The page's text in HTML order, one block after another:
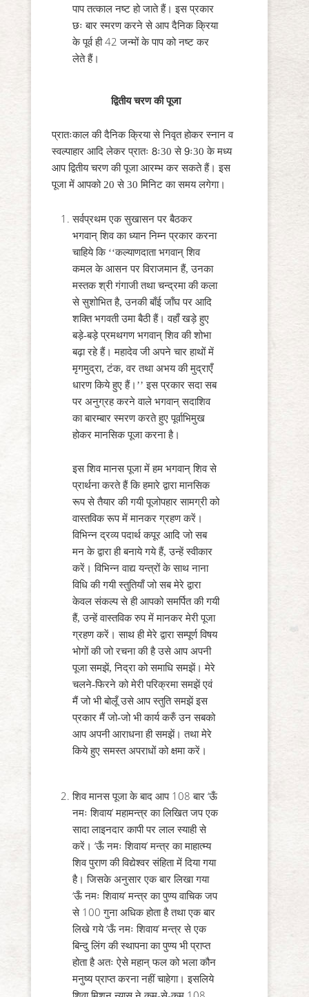
पाप तत्काल नष्ट हो जाते हैं। इस प्रकार
छः बार स्मरण करने से आप दैनिक क्रिया
के पूर्व ही 42 जन्मों के पाप को नष्ट कर
लेते हैं।
द्वितीय चरण की पूजा
प्रातःकाल की दैनिक क्रिया से निवृत होकर स्नान व
स्वल्पाहार आदि लेकर प्रातः 8ः30 से 9ः30 के मध्य
आप द्वितीय चरण की पूजा आरम्भ कर सकते हैं। इस
पूजा में आपको 20 से 30 मिनिट का समय लगेगा।
सर्वप्रथम एक सुखासन पर बैठकर
भगवान् शिव का ध्यान निम्न प्रकार करना
चाहिये कि ‘‘कल्याणदाता भगवान् शिव
कमल के आसन पर विराजमान हैं, उनका
मस्तक श्री गंगाजी तथा चन्द्रमा की कला
से सुशोभित है, उनकी बाँई जाँघ पर आदि
शक्ति भगवती उमा बैठी हैं। वहाँ खड़े हुए
बड़े-बड़े प्रमथगण भगवान् शिव की शोभा
बढ़ा रहे हैं। महादेव जी अपने चार हाथों में
मृगमुद्रा, टंक, वर तथा अभय की मुद्राएँ
धारण किये हुए हैं।’’ इस प्रकार सदा सब
पर अनुग्रह करने वाले भगवान् सदाशिव
का बारम्बार स्मरण करते हुए पूर्वाभिमुख
होकर मानसिक पूजा करना है।
इस शिव मानस पूजा में हम भगवान् शिव से
प्रार्थना करते हैं कि हमारे द्वारा मानसिक
रूप से तैयार की गयी पूजोपहार सामग्री को
वास्तविक रूप में मानकर ग्रहण करें।
विभिन्न द्रव्य पदार्थ कपूर आदि जो सब
मन के द्वारा ही बनाये गये हैं, उन्हें स्वीकार
करें। विभिन्न वाद्य यन्त्रों के साथ नाना
विधि की गयी स्तुतियाँ जो सब मेरे द्वारा
केवल संकल्प से ही आपको समर्पित की गयी
हैं, उन्हें वास्तविक रुप में मानकर मेरी पूजा
ग्रहण करें। साथ ही मेरे द्वारा सम्पूर्ण विषय
भोगों की जो रचना की है उसे आप अपनी
पूजा समझें, निद्रा को समाधि समझें। मेरे
चलने-फिरने को मेरी परिक्रमा समझें एवं
मैं जो भी बोलूँ उसे आप स्तुति समझें इस
प्रकार मैं जो-जो भी कार्य करुँ उन सबको
आप अपनी आराधना ही समझें। तथा मेरे
किये हुए समस्त अपराधों को क्षमा करें।
शिव मानस पूजा के बाद आप 108 बार ‘ऊँ
नमः शिवाय’ महामन्त्र का लिखित जप एक
सादा लाइनदार कापी पर लाल स्याही से
करें। ‘ऊँ नमः शिवाय’ मन्त्र का माहात्म्य
शिव पुराण की विद्येश्वर संहिता में दिया गया
है। जिसके अनुसार एक बार लिखा गया
‘ऊँ नमः शिवाय’ मन्त्र का पुण्य वाचिक जप
से 100 गुना अधिक होता है तथा एक बार
लिखे गये ‘ऊँ नमः शिवाय’ मन्त्र से एक
बिन्दु लिंग की स्थापना का पुण्य भी प्राप्त
होता है अतः ऐसे महान् फल को भला कौन
मनुष्य प्राप्त करना नहीं चाहेगा। इसलिये